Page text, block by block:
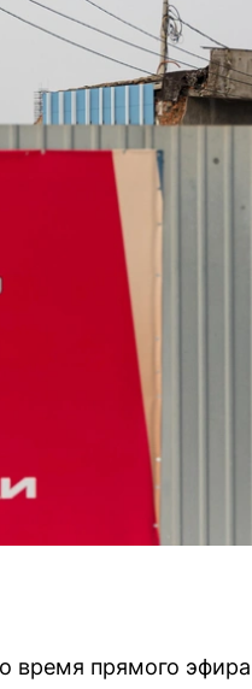
время прямого